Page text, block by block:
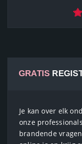
GRATIS
Je kan over elk
onze
brandende